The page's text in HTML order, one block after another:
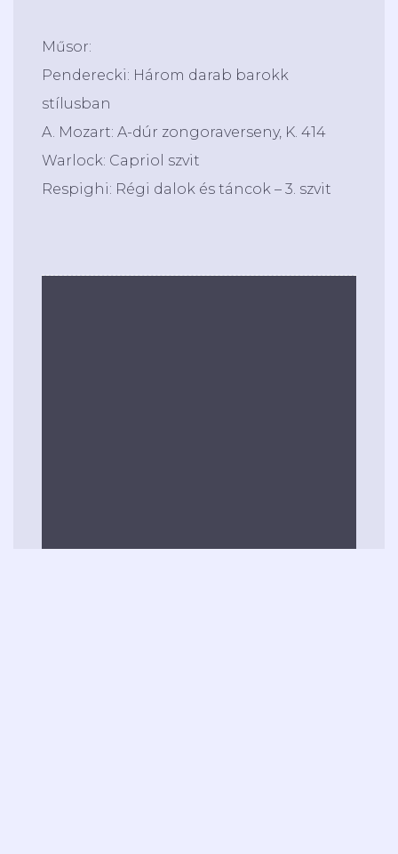
Műsor:
Penderecki: Három darab barokk
stílusban
A. Mozart: A-dúr zongoraverseny, K. 414
Warlock: Capriol szvit
Respighi: Régi dalok és táncok – 3. szvit